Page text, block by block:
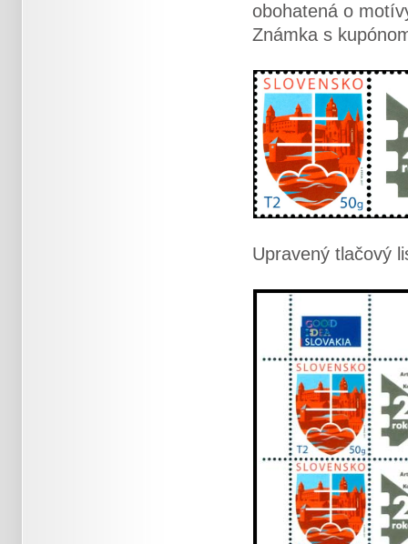
obohatená o
Známka s
Upravený tlačový